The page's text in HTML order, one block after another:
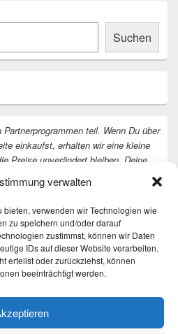
verwalten
verwenden wir Technologien wie
zu speichern und/oder darauf
zustimmst, können wir Daten
IDs auf dieser Website verarbeiten.
erteilst oder zurückziehst, können
beeinträchtigt werden.
Suchen
teil. Wenn Du über
einkaufst, erhalten wir eine kleine
Preise unverändert bleiben. Deine